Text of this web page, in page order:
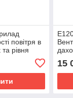
повітря в
рівня
15